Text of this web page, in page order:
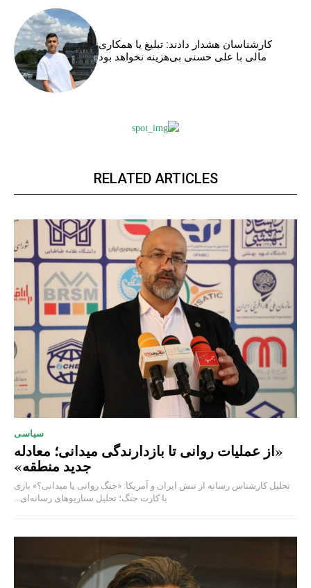
کارشناسان هشدار دادند: تبلیغ یا همکاری
مالی با علی حسنی بی‌هزینه نخواهد بود
RELATED ARTICLES
سیاسی
«از عملیات روانی تا بازدارندگی میدانی؛ معادله
جدید منطقه»
تحلیل کارشناس رسانه از تنش ایران و آمریکا: «جنگ روانی یا میدانی؟» بازی
با کارت جنگ؛ تحلیل سناریوهای رسانه‌ای...